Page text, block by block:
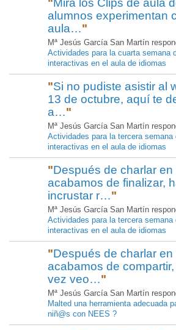
"Mira los Clips de aula
alumnos experimentan
aula…"
Mª Jesús García San Martín
Actividades para la cuarta semana
interactivas en el aula de idiomas
"Si no pudiste asistir al
13 de octubre, aquí te
a…"
Mª Jesús García San Martín
Actividades para la tercera
interactivas en el aula de idiomas
"Después de charlar
acabamos de finalizar,
incrustar r…"
Mª Jesús García San Martín
Actividades para la tercera
interactivas en el aula de idiomas
"Después de charlar
acabamos de
vez veo…"
Mª Jesús García San Martín
Malted una herramienta adecuada
niñ@s con NEES ?